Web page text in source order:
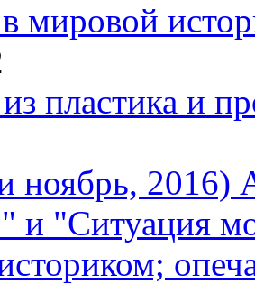
мировой
пластика и
ноябрь,
и "Cитуация